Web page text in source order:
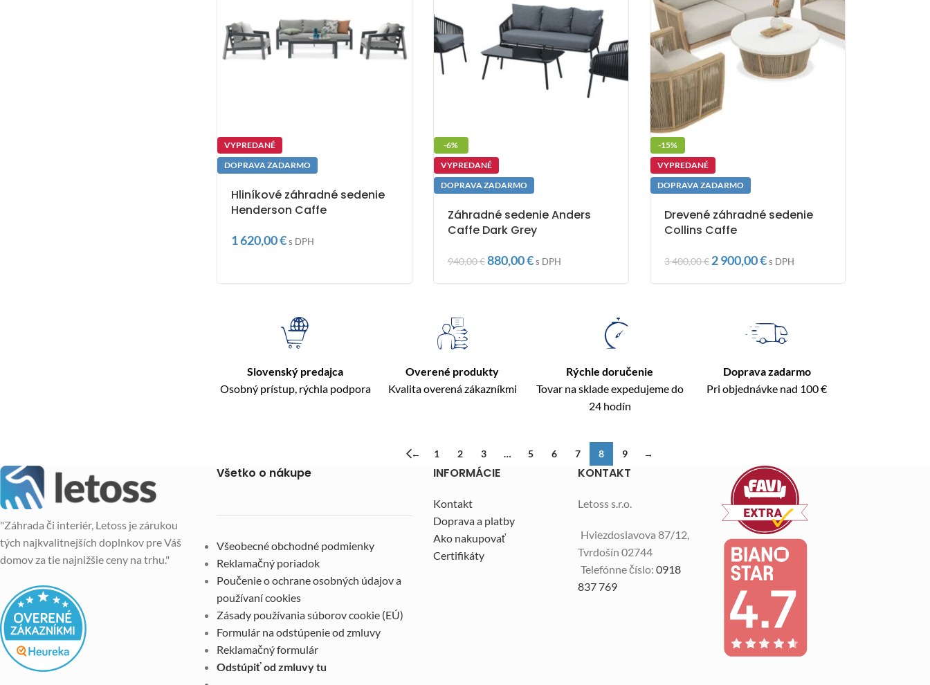
VYPREDANÉ
DOPRAVA ZADARMO
Hliníkové záhradné sedenie
Henderson Caffe
1 620,00€s DPH
-6%
VYPREDANÉ
DOPRAVA ZADARMO
Záhradné sedenie Anders
Caffe Dark Grey
940,00€880,00€s DPH
-15%
VYPREDANÉ
DOPRAVA ZADARMO
Drevené záhradné sedenie
Collins Caffe
3 400,00€ 2 900,00€s DPH
Slovenský predajca
Osobný prístup, rýchla podpora
Overené produkty
Kvalita overená zákazníkmi
Rýchle doručenie
Tovar na sklade expedujeme do
24 hodín
Doprava zadarmo
Pri objednávke nad 100 €
← 1 2 3 … 5 6 7 8 9 →
"Záhrada či interiér, Letoss je zárukou
tých najkvalitnejších doplnkov pre Váš
domov za tie najnižšie ceny na trhu."
Všetko o nákupe
Všeobecné obchodné podmienky
Reklamačný poriadok
Poučenie o ochrane osobných údajov a
používaní cookies
Zásady používania súborov cookie (EÚ)
Formulár na odstúpenie od zmluvy
Reklamačný formulár
Odstúpiť od zmluvy tu
INFORMÁCIE
Kontakt
Doprava a platby
Ako nakupovať
Certifikáty
KONTAKT
Letoss s.r.o.
Hviezdoslavova 87/12,
Tvrdošín 02744
Telefónne číslo: 0918
837 769